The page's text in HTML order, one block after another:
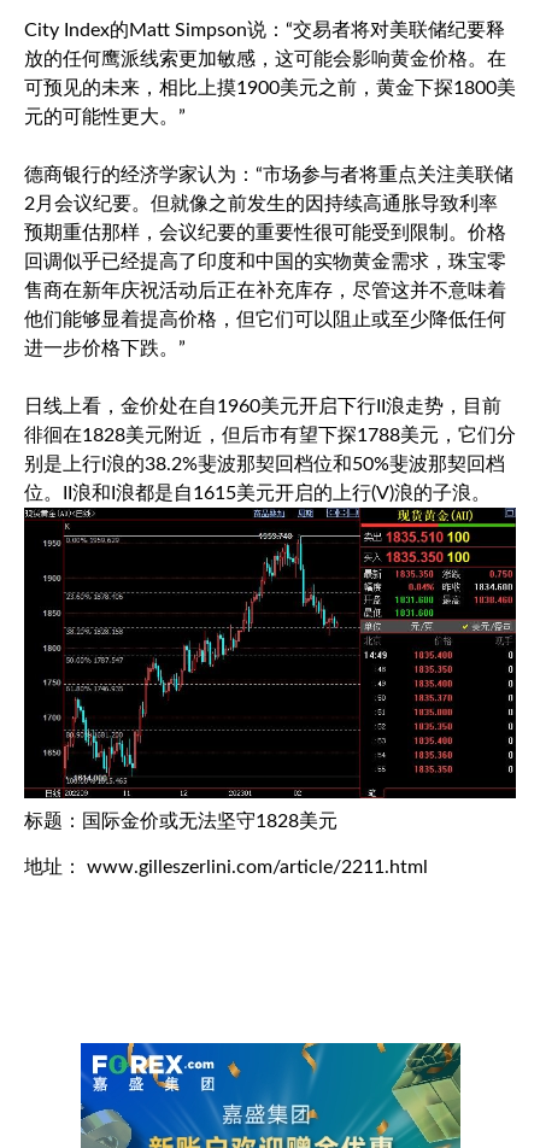
City Index的Matt Simpson说：“交易者将对美联储纪要释
放的任何鹰派线索更加敏感，这可能会影响黄金价格。在
可预见的未来，相比上摸1900美元之前，黄金下探1800美
元的可能性更大。”
德商银行的经济学家认为：“市场参与者将重点关注美联储
2月会议纪要。但就像之前发生的因持续高通胀导致利率
预期重估那样，会议纪要的重要性很可能受到限制。价格
回调似乎已经提高了印度和中国的实物黄金需求，珠宝零
售商在新年庆祝活动后正在补充库存，尽管这并不意味着
他们能够显着提高价格，但它们可以阻止或至少降低任何
进一步价格下跌。”
日线上看，金价处在自1960美元开启下行II浪走势，目前
徘徊在1828美元附近，但后市有望下探1788美元，它们分
别是上行I浪的38.2%斐波那契回档位和50%斐波那契回档
位。II浪和I浪都是自1615美元开启的上行(V)浪的子浪。
标题：国际金价或无法坚守1828美元
地址： www.gilleszerlini.com/article/2211.html